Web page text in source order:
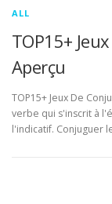
ALL
TOP15+
Aperçu
TOP15+ Jeux De
verbe qui s'inscrit à
l'indicatif. Conjuguer